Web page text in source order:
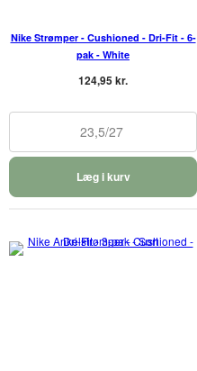
Nike Strømper - Cushioned - Dri-Fit - 6-
pak - White
124,95 kr.
23,5/27
Læg i kurv